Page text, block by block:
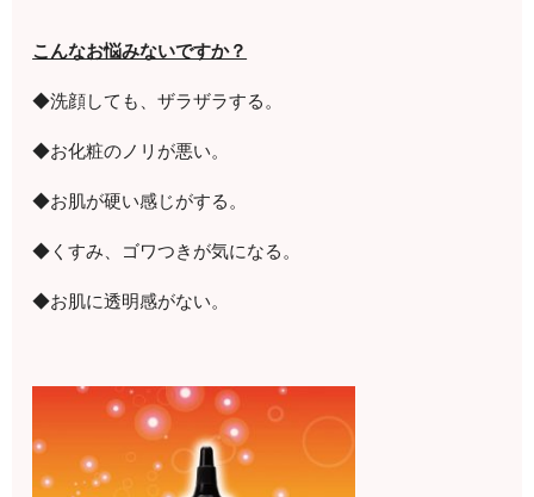
こんなお悩みないですか？
◆洗顔しても、ザラザラする。
◆お化粧のノリが悪い。
◆お肌が硬い感じがする。
◆くすみ、ゴワつきが気になる。
◆お肌に透明感がない。